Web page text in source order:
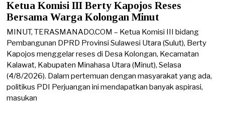
Ketua Komisi III Berty Kapojos Reses
Bersama Warga Kolongan Minut
MINUT, TERASMANADO.COM – Ketua Komisi III bidang
Pembangunan DPRD Provinsi Sulawesi Utara (Sulut), Berty
Kapojos menggelar reses di Desa Kolongan, Kecamatan
Kalawat, Kabupaten Minahasa Utara (Minut), Selasa
(4/8/2026). Dalam pertemuan dengan masyarakat yang ada,
politikus PDI Perjuangan ini mendapatkan banyak aspirasi,
masukan